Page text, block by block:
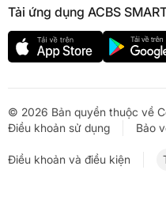
Tải ứng dụng ACBS
© 2026 Bản quyền thuộc về
Điều khoản sử dụng
Bảo
Điều khoản và điều kiện